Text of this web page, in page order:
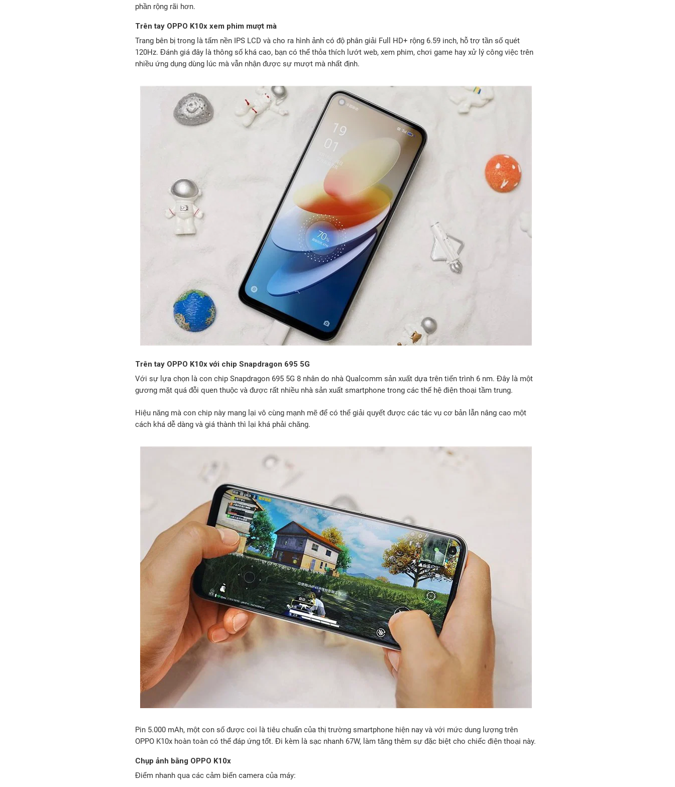
phần rộng rãi hơn.
Trên tay OPPO K10x xem phim mượt mà
Trang bên bị trong là tấm nền IPS LCD và cho ra hình ảnh có độ phân giải Full HD+ rộng 6.59 inch, hỗ trợ tần số quét
120Hz. Đánh giá đây là thông số khá cao, bạn có thể thỏa thích lướt web, xem phim, chơi game hay xử lý công việc trên
nhiều ứng dụng dùng lúc mà vẫn nhận được sự mượt mà nhất định.
Trên tay OPPO K10x với chip Snapdragon 695 5G
Với sự lựa chọn là con chip Snapdragon 695 5G 8 nhân do nhà Qualcomm sản xuất dựa trên tiến trình 6 nm. Đây là một
gương mặt quá đỗi quen thuộc và được rất nhiều nhà sản xuất smartphone trong các thế hệ điện thoại tầm trung.
Hiệu năng mà con chip này mang lại vô cùng mạnh mẽ để có thể giải quyết được các tác vụ cơ bản lẫn nâng cao một
cách khá dễ dàng và giá thành thì lại khá phải chăng.
Pin 5.000 mAh, một con số được coi là tiêu chuẩn của thị trường smartphone hiện nay và với mức dung lượng trên
OPPO K10x hoàn toàn có thể đáp ứng tốt. Đi kèm là sạc nhanh 67W, làm tăng thêm sự đặc biệt cho chiếc điện thoại này.
Chụp ảnh bằng OPPO K10x
Điểm nhanh qua các cảm biến camera của máy: